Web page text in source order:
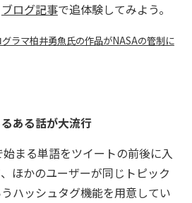
ブログ記事で追体験してみよう。
ラマ柏井勇魚氏の作品がNASAの管制に
ある話が大流行
まる単語をツイートの前後に入
ほかのユーザーが同じトピック
ハッシュタグ機能を用意してい